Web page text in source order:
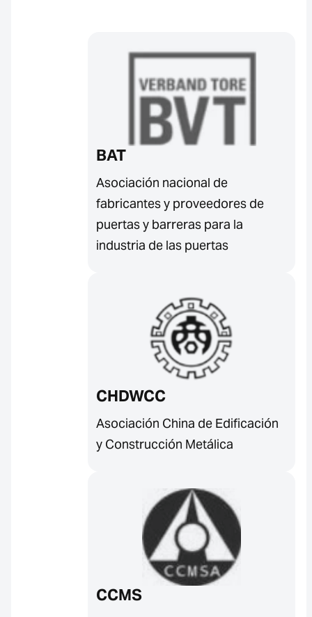
BAT
Asociación nacional de
fabricantes y proveedores de
puertas y barreras para la
industria de las puertas
CHDWCC
Asociación China de Edificación
y Construcción Metálica
CCMS